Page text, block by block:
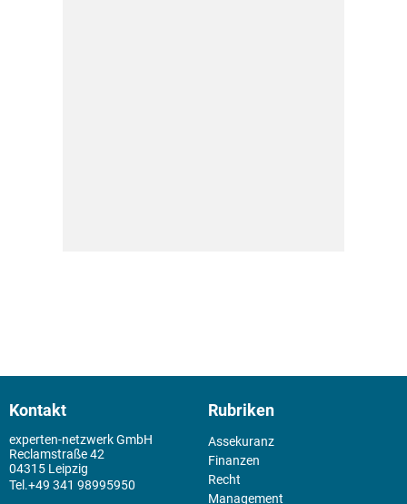
Kontakt
experten-netzwerk GmbH
Reclamstraße 42
04315 Leipzig
+49 341 98995950
Rubriken
Assekuranz
Finanzen
Recht
Management